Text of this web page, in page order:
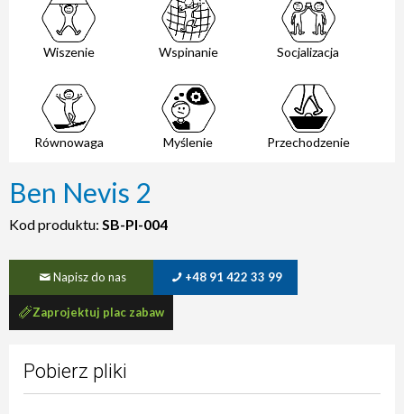
Wiszenie Wspinanie Socjalizacja
Równowaga Myślenie Przechodzenie
Ben Nevis 2
Kod produktu: SB-PI-004
Napisz do nas +48 91 422 33 99
Zaprojektuj plac zabaw
Pobierz pliki